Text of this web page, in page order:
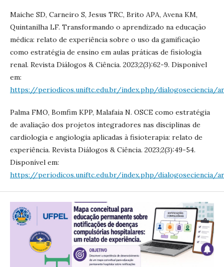
Maiche SD, Carneiro S, Jesus TRC, Brito APA, Avena KM,
Quintanilha LF. Transformando o aprendizado na educação
médica: relato de experiência sobre o uso da gamificação
como estratégia de ensino em aulas práticas de fisiologia
renal. Revista Diálogos & Ciência. 2023;2(3):62-9. Disponível
em:
https://periodicos.uniftc.edu.br/index.php/dialogoseciencia/
Palma FMO, Bomfim KPP, Malafaia N. OSCE como estratégia
de avaliação dos projetos integradores nas disciplinas de
cardiologia e angiologia aplicadas à fisioterapia: relato de
experiência. Revista Diálogos & Ciência. 2023;2(3):49-54.
Disponível em:
https://periodicos.uniftc.edu.br/index.php/dialogoseciencia/